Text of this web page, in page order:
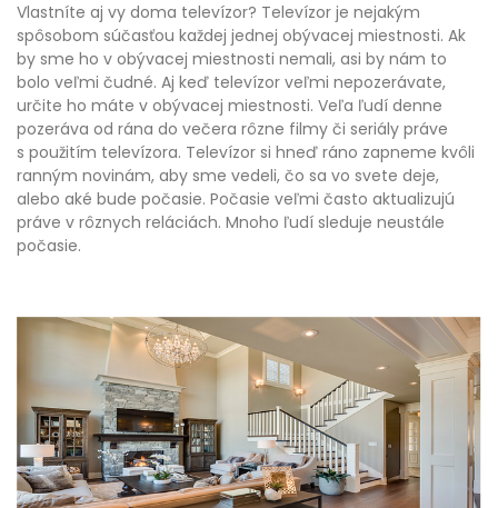
Vlastníte aj vy doma televízor? Televízor je nejakým
spôsobom súčasťou každej jednej obývacej miestnosti. Ak
by sme ho v obývacej miestnosti nemali, asi by nám to
bolo veľmi čudné. Aj keď televízor veľmi nepozerávate,
určite ho máte v obývacej miestnosti. Veľa ľudí denne
pozeráva od rána do večera rôzne filmy či seriály práve
s použitím televízora. Televízor si hneď ráno zapneme kvôli
ranným novinám, aby sme vedeli, čo sa vo svete deje,
alebo aké bude počasie. Počasie veľmi často aktualizujú
práve v rôznych reláciách. Mnoho ľudí sleduje neustále
počasie.